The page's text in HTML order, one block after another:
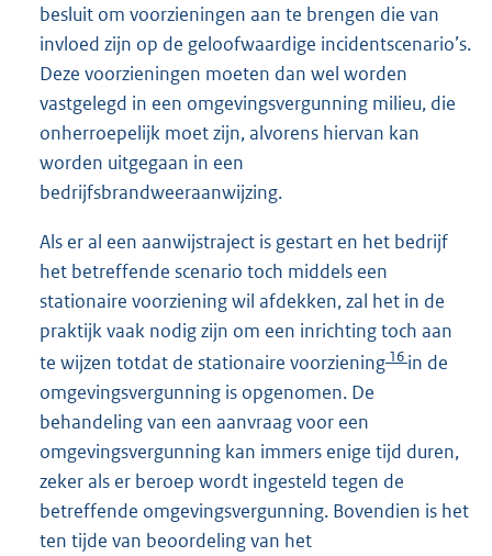
besluit om voorzieningen aan te brengen die van
invloed zijn op de geloofwaardige incidentscenario’s.
Deze voorzieningen moeten dan wel worden
vastgelegd in een omgevingsvergunning milieu, die
onherroepelijk moet zijn, alvorens hiervan kan
worden uitgegaan in een
bedrijfsbrandweeraanwijzing.
Als er al een aanwijstraject is gestart en het bedrijf
het betreffende scenario toch middels een
stationaire voorziening wil afdekken, zal het in de
praktijk vaak nodig zijn om een inrichting toch aan
te wijzen totdat de stationaire voorziening 16 in de
omgevingsvergunning is opgenomen. De
behandeling van een aanvraag voor een
omgevingsvergunning kan immers enige tijd duren,
zeker als er beroep wordt ingesteld tegen de
betreffende omgevingsvergunning. Bovendien is het
ten tijde van beoordeling van het